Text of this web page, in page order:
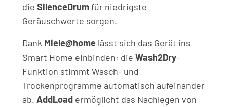
die SilenceDrumfür niedrigste
Geräuschwerte sorgen.
Dank Miele@home lässt sich das Gerät ins
Smart Home einbinden; die Wash2Dry-
Funktion stimmt Wasch- und
Trockenprogramme automatisch aufeinander
ab. AddLoad ermöglicht das Nachlegen von